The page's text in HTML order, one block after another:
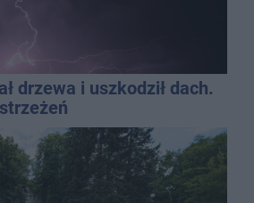
drzewa i uszkodził dach.